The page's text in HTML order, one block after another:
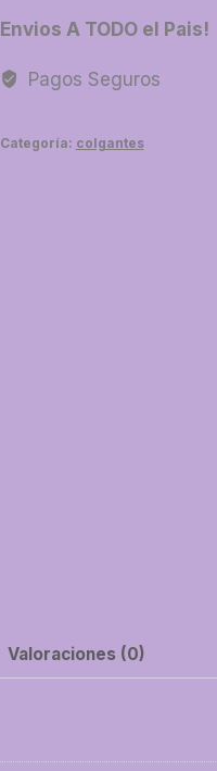
cantidad
Envios A TODO el Pais!
Pagos Seguros
Categoría: colgantes
Valoraciones (0)